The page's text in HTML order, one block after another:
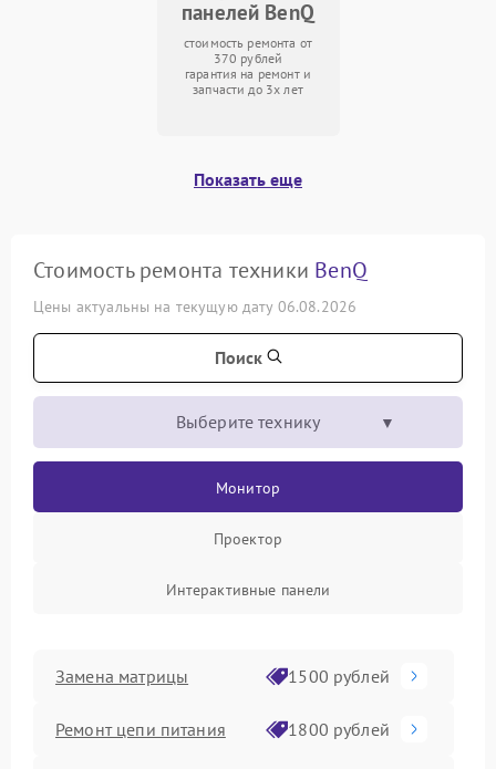
панелей BenQ
стоимость ремонта от
370 рублей
гарантия на ремонт и
запчасти до 3х лет
Показать еще
Стоимость ремонта техники BenQ
Цены актуальны на текущую дату 06.08.2026
Поиск
Выберите технику
Монитор
Проектор
Интерактивные панели
Замена матрицы 1500 рублей
Ремонт цепи питания 1800 рублей